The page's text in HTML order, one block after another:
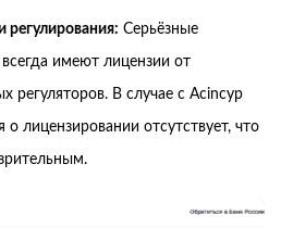
регулирования: Серьёзные
имеют лицензии от
регуляторов. В случае с Acincyp
лицензировании отсутствует, что